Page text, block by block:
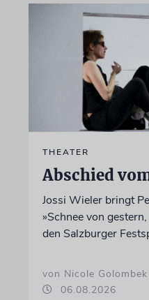
THEATER
Abschied
Jossi Wieler bringt
»Schnee von
den Salzburger
von Nicole Golombek
06.08.2026